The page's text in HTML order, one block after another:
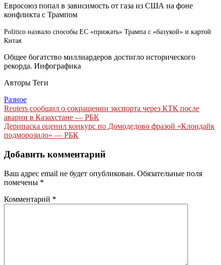
Евросоюз попал в зависимость от газа из США на фоне
конфликта с Трампом
Politico назвало способы ЕС «прижать» Трампа с «базукой» и картой
Китая
Общее богатство миллиардеров достигло исторического
рекорда. Инфографика
Авторы Теги
Разное
Навигация
по
записям
Reuters сообщил о сокращении экспорта через КТК после
аварии в Казахстане — РБК
Дерипаска оценил конкурс по Домодедово фразой «Клондайк
подморозило» — РБК
Добавить комментарий
Ваш адрес email не будет опубликован. Обязательные поля
помечены *
Комментарий *